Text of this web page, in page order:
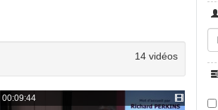
14 vidéos
00:09:44